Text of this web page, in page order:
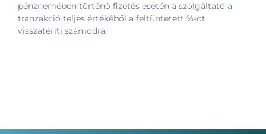
pénznemében történő fizetés esetén a szolgáltató a
tranzakció teljes értékéből a feltüntetett %-ot
visszatéríti számodra.